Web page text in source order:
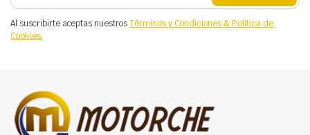
Al suscribirte aceptas nuestrosTérminos y Condiciones & Política de
Cookies.